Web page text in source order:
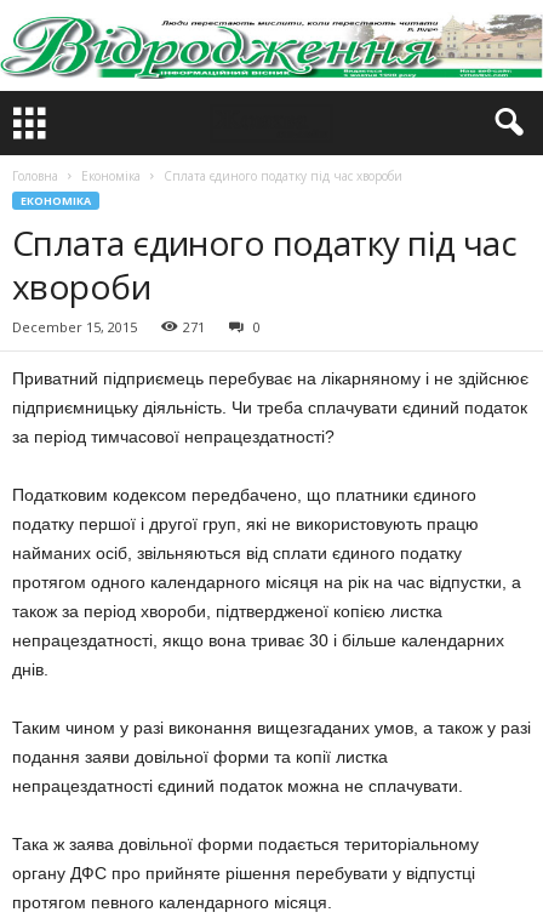
Головна Економіка Сплата єдиного податку під час хвороби
ЕКОНОМІКА
Сплата єдиного податку під час
хвороби
December 15, 2015 271 0
Приватний підприємець перебуває на лікарняному і не здійснює
підприємницьку діяльність. Чи треба сплачувати єдиний податок
за період тимчасової непрацездатності?
Податковим кодексом передбачено, що платники єдиного
податку першої і другої груп, які не використовують працю
найманих осіб, звільняються від сплати єдиного податку
протягом одного календарного місяця на рік на час відпустки, а
також за період хвороби, підтвердженої копією листка
непрацездатності, якщо вона триває 30 і більше календарних
днів.
Таким чином у разі виконання вищезгаданих умов, а також у разі
подання заяви довільної форми та копії листка
непрацездатності єдиний податок можна не сплачувати.
Така ж заява довільної форми подається територіальному
органу ДФС про прийняте рішення перебувати у відпустці
протягом певного календарного місяця.